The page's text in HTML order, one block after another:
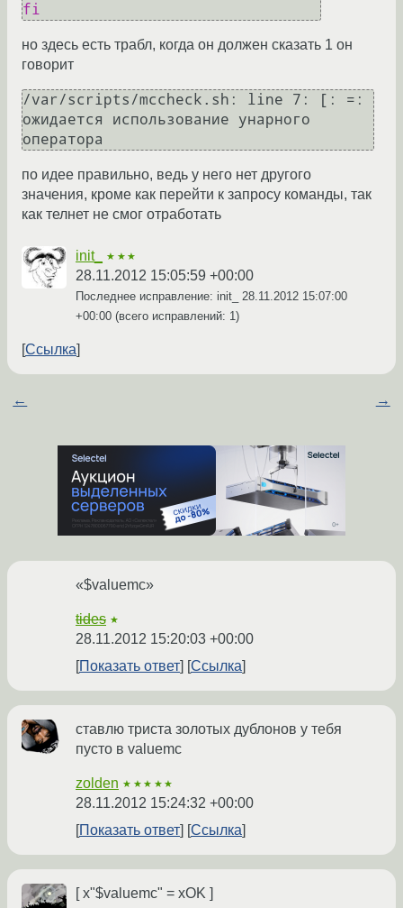
fi
но здесь есть трабл, когда он должен сказать 1 он
говорит
/var/scripts/mccheck.sh: line 7: [: =:
ожидается использование унарного
по идее правильно, ведь у него нет другого
значения, кроме как перейти к запросу команды, так
как телнет не смог отработать
init_ ★★★
28.11.2012 15:05:59 +00:00
Последнее исправление: init_ 28.11.2012 15:07:00
+00:00 (всего исправлений: 1)
Ссылка
← →
«$valuemc»
tides ★
28.11.2012 15:20:03 +00:00
Показать ответ
Ссылка
ставлю триста золотых дублонов у тебя
пусто в valuemc
zolden ★★★★★
28.11.2012 15:24:32 +00:00
Показать ответ
Ссылка
[ x"$valuemc" = xOK ]